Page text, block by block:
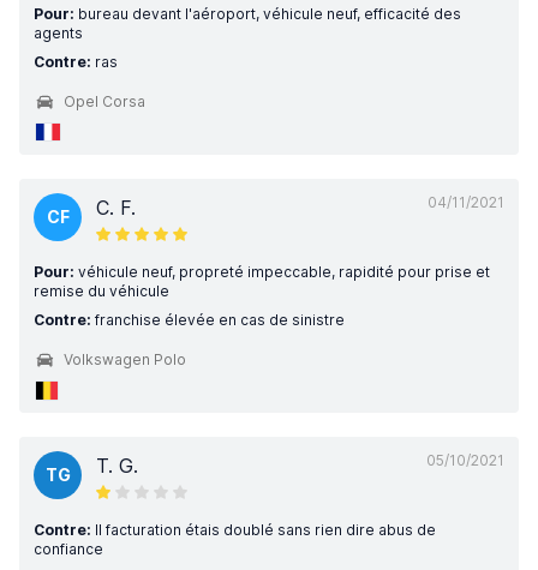
Pour: bureau devant l'aéroport, véhicule neuf, efficacité des
agents
Contre: ras
Opel Corsa
04/11/2021
CF C. F.
Pour: véhicule neuf, propreté impeccable, rapidité pour prise et
remise du véhicule
Contre: franchise élevée en cas de sinistre
Volkswagen Polo
05/10/2021
TG T. G.
Contre: Il facturation étais doublé sans rien dire abus de
confiance